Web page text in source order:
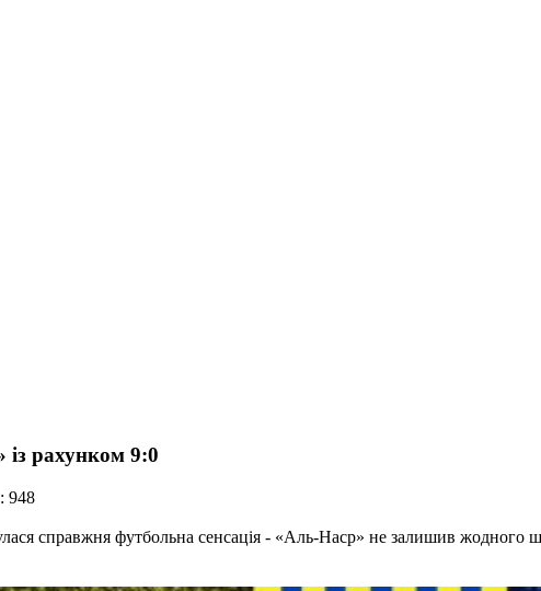
рахунком 9:0
948
справжня футбольна сенсація - «Аль-Наср» не залишив